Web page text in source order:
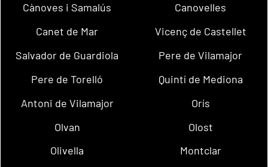
Cànoves i Samalús
Canovelles
Canet de Mar
Vicenç de Castellet
Salvador de Guardiola
Pere de Vilamajor
Pere de Torelló
Quintí de Mediona
Antoni de Vilamajor
Orís
Olvan
Olost
Olivella
Montclar